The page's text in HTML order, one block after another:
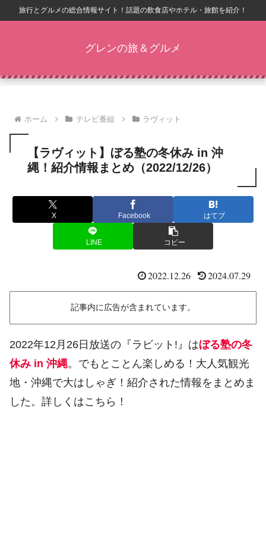
旅行とグルメの総合情報サイト！話題の飲食店やホテル・旅館を紹介！
グレンの旅＆グルメ
ホーム テレビ番組 ラヴィット
【ラヴィット】ぼる塾の冬休み in 沖
縄！紹介情報まとめ（2022/12/26）
X Facebook はてブ
LINE コピー
2022.12.26 2024.07.29
記事内に広告が含まれています。
2022年12月26日放送の『ラビット!』はぼる塾の冬
休み in 沖縄。でもとことん楽しめる！大人気観光
地・沖縄で大はしゃぎ！紹介された情報をまとめま
した。詳しくはこちら！